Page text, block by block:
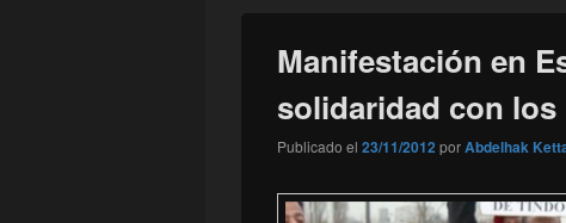
Manifestación en
solidaridad con
Publicado el 23/11/2012 porAbdelhak